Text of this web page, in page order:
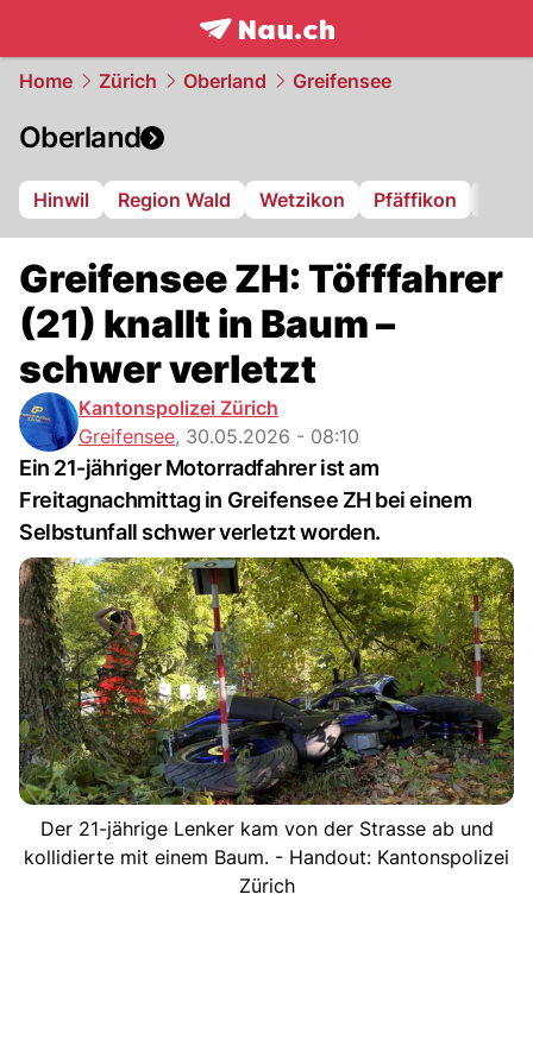
frontpage.NAU.ch
Home Zürich Oberland Greifensee
Oberland
Hinwil Region Wald Wetzikon Pfäffikon
Greifensee ZH: Töfffahrer
(21) knallt in Baum –
schwer verletzt
Kantonspolizei Zürich
Greifensee, 30.05.2026 - 08:10
Ein 21-jähriger Motorradfahrer ist am
Freitagnachmittag in Greifensee ZH bei einem
Selbstunfall schwer verletzt worden.
Der 21-jährige Lenker kam von der Strasse ab und
kollidierte mit einem Baum. - Handout: Kantonspolizei
Zürich